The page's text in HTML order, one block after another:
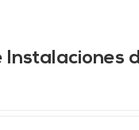
Instalaciones